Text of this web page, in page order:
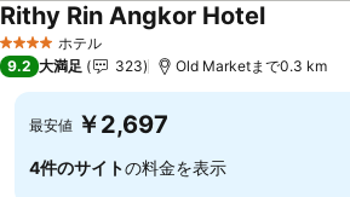
4 ホテルのランク
ホテル
Rithy Rin Angkor Hotel料金を表示
9.2 大満足 323 Old Marketまで0.3 km
最安値 ￥2,697
4件のサイトの料金を表示